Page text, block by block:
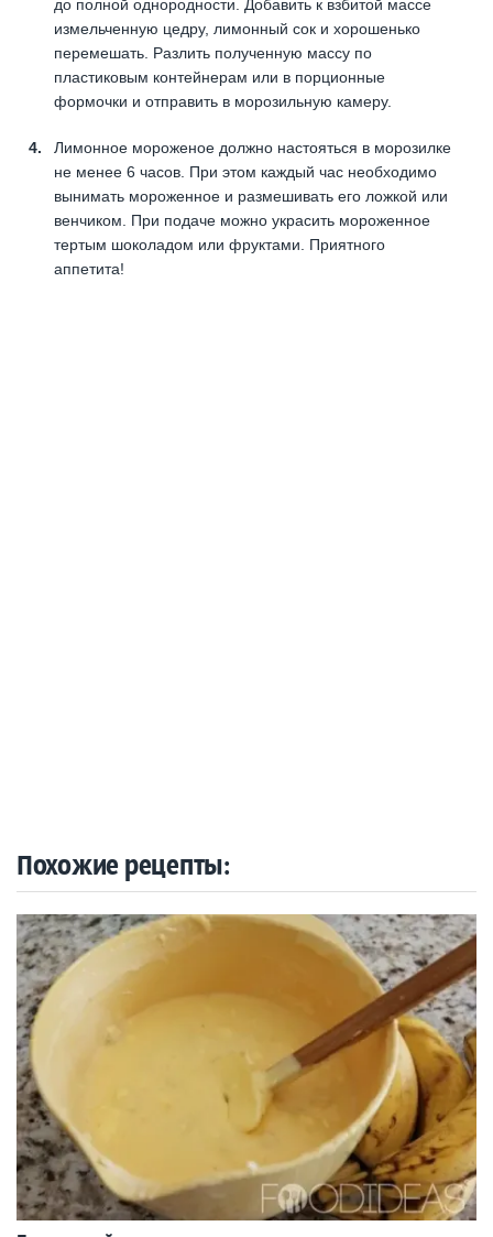
до полной однородности. Добавить к взбитой массе
измельченную цедру, лимонный сок и хорошенько
перемешать. Разлить полученную массу по
пластиковым контейнерам или в порционные
формочки и отправить в морозильную камеру.
Лимонное мороженое должно настояться в морозилке
не менее 6 часов. При этом каждый час необходимо
вынимать мороженное и размешивать его ложкой или
венчиком. При подаче можно украсить мороженное
тертым шоколадом или фруктами. Приятного
аппетита!
Похожие рецепты: